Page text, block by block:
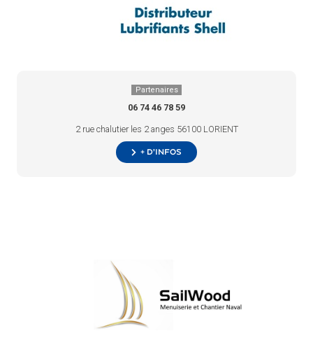
Partenaires
06 74 46 78 59
2 rue chalutier les 2 anges 56100 LORIENT
+ d’infos